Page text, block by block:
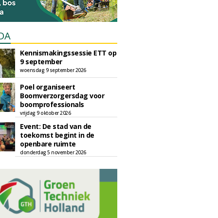
Kennismakingssessie ETT op
9 september
woensdag 9 september 2026
Poel organiseert
Boomverzorgersdag voor
boomprofessionals
vrijdag 9 oktober 2026
Event: De stad van de
toekomst begint in de
openbare ruimte
donderdag 5 november 2026